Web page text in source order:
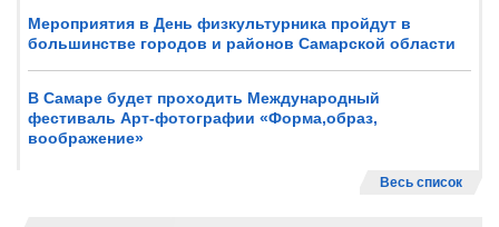
Мероприятия в День физкультурника пройдут в
большинстве городов и районов Самарской области
В Самаре будет проходить Международный
фестиваль Арт-фотографии «Форма,образ,
воображение»
Весь список